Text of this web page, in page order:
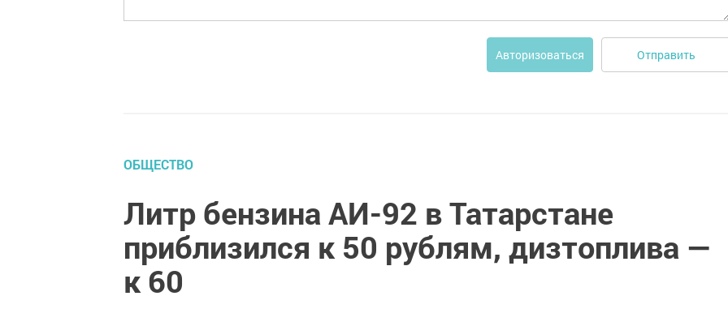
Авторизоваться Отправить
ОБЩЕСТВО
Литр бензина АИ-92 в Татарстане
приблизился к 50 рублям, дизтоплива —
к 60